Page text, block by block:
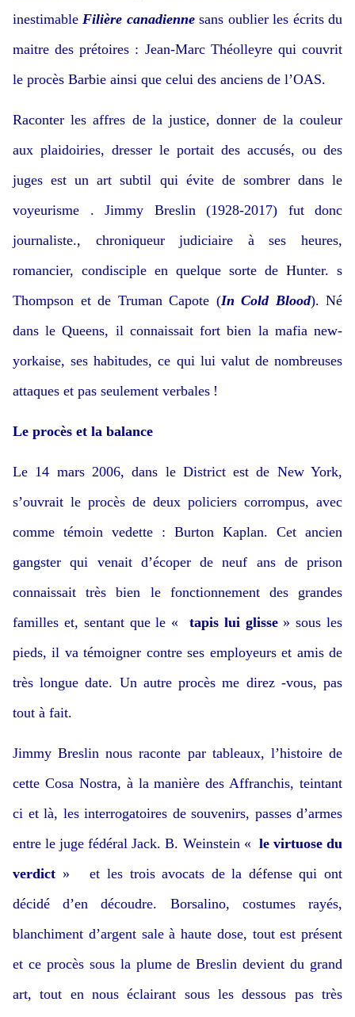
inestimableFilière canadiennesans oublier les écrits du
maitre des prétoires : Jean-Marc Théolleyre qui couvrit
le procès Barbie ainsi que celui des anciens de l’OAS.
Raconter les affres de la justice, donner de la couleur
aux plaidoiries, dresser le portait des accusés, ou des
juges est un art subtil qui évite de sombrer dans le
voyeurisme . Jimmy Breslin (1928-2017) fut donc
journaliste., chroniqueur judiciaire à ses heures,
romancier, condisciple en quelque sorte de Hunter. s
Thompson et de Truman Capote (In Cold Blood). Né
dans le Queens, il connaissait fort bien la mafia new-
yorkaise, ses habitudes, ce qui lui valut de nombreuses
attaques et pas seulement verbales !
Le procès et la balance
Le 14 mars 2006, dans le District est de New York,
s’ouvrait le procès de deux policiers corrompus, avec
comme témoin vedette : Burton Kaplan. Cet ancien
gangster qui venait d’écoper de neuf ans de prison
connaissait très bien le fonctionnement des grandes
familles et, sentant que le « tapis lui glisse » sous les
pieds, il va témoigner contre ses employeurs et amis de
très longue date. Un autre procès me direz -vous, pas
tout à fait.
Jimmy Breslin nous raconte par tableaux, l’histoire de
cette Cosa Nostra, à la manière des Affranchis, teintant
ci et là, les interrogatoires de souvenirs, passes d’armes
entre le juge fédéral Jack. B. Weinstein « le virtuose du
verdict » et les trois avocats de la défense qui ont
décidé d’en découdre. Borsalino, costumes rayés,
blanchiment d’argent sale à haute dose, tout est présent
et ce procès sous la plume de Breslin devient du grand
art, tout en nous éclairant sous les dessous pas très